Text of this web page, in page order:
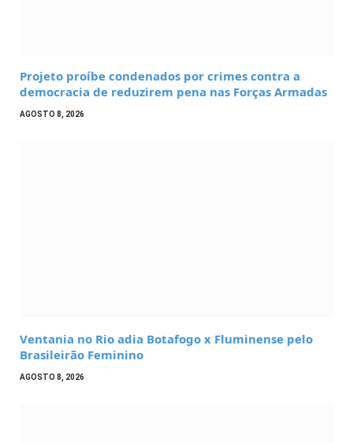
Projeto proíbe condenados por crimes contra a
democracia de reduzirem pena nas Forças Armadas
AGOSTO 8, 2026
Ventania no Rio adia Botafogo x Fluminense pelo
Brasileirão Feminino
AGOSTO 8, 2026